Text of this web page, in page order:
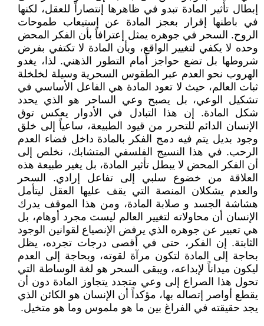
إبطال تأثير المادة تبدو في ظاهرها إنتصاراً للعقل، لكنها
في باطنها إقرار بعجز المادة عن إستيعاب طموحات
الروح. السحر في جوهره يمثل إعترافاً بأن الفكر المحض
وحده لا يكفي لتغيير الواقع، وبأن المادة لا تكتفي بفرض
شروطها بل تضع حواجز أمام التطور الذهني. لذا، يغدو
الهروب نحو العدم عبر الطقوس السحرية وسيلة لخلخلة
ثبات العالم، حيث لا تعود المادة هي الفاعل الأساسي في
تشكيل الوعي، بل يصبح وعي الساحر هو الذي يحدد
شكل المادة. إن هذا التبادل في الأدوار يعكس توق
الإنسان الدائم للتحرر من قيود الطبيعة، ساعياً إلى خلق
وجود بديل يتم فيه دمج الفكر بالمادة داخل فضاء العدم
الرحب. في هذا النسيج الفلسفي المتشابك، نخلص إلى
أن الفكر المحض لا يبطل تأثير المادة، بل يغير طبيعة هذه
العلاقة من خضوع سلبي إلى تفاعل إرادي. السحر
والعدم يشكلان المنصة التي يقف عليها العقل ليتأمل
هشاشة الجسد و صلابة المادة، ومن هذا الموقف يدرك
الإنسان أن محاولاته لتغيير العالم ليست مجرد أوهام، بل
هي تعبير عن جوهره الذي يرفض الإنصياع لقوانين الوجود
الثابتة. إن الفكر، حتى في أقصى درجات تجرده، يظل
بحاجة إلى المادة لتكون مرآة لقوته، وبحاجة إلى العدم
ليكون ميداناً لإبداعه، ويبقى السحر هو لغة الوساطة التي
تحول هذا الصراع إلى وعي متجدد يتجاوز المادة دون أن
يقطع أواصر إتصاله بها، مؤكداً أن الإنسان هو الكائن الذي
يجد حقيقته في الفراغ بين ما هو ملموس وما هو متخيل.